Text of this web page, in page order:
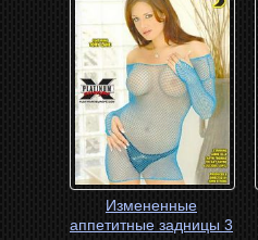
Измененные
аппетитные задницы 3